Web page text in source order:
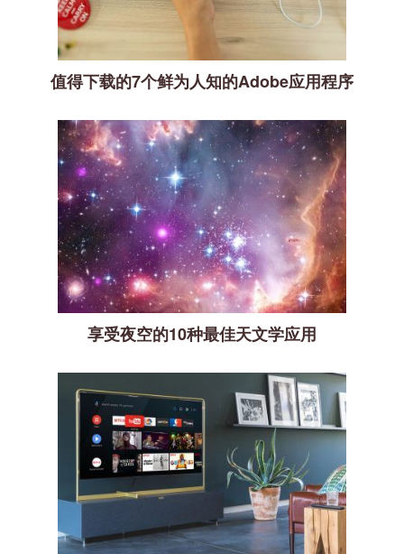
值得下载的7个鲜为人知的Adobe应用程序
享受夜空的10种最佳天文学应用